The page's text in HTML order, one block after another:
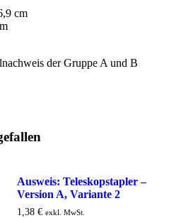
cm
der Gruppe A und B
Ausweis: Teleskopstapler –
Version A, Variante 2
1,38 € exkl. MwSt.